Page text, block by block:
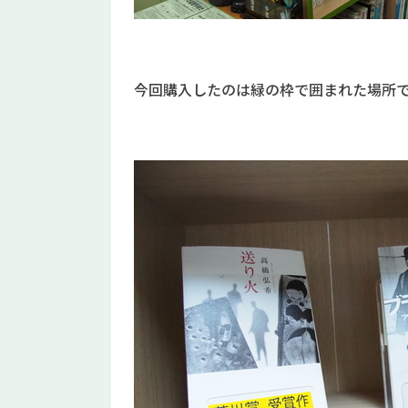
今回購入したのは緑の枠で囲まれた場所